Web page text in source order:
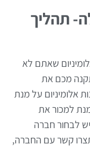
תהליך
שאתם לא
מכם את
אלומיניום על מנת
למכור את
יש לבחור חברה
קשר עם החברה,